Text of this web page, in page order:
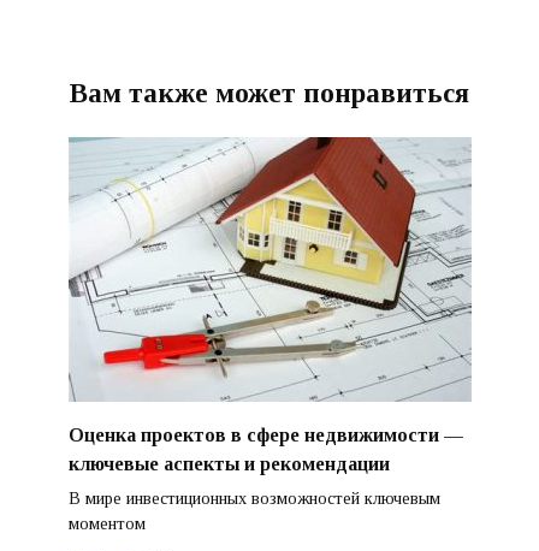
Вам также может понравиться
Оценка проектов в сфере недвижимости —
ключевые аспекты и рекомендации
В мире инвестиционных возможностей ключевым
моментом